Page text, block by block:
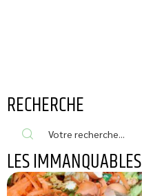
RECHERCHE
LES IMMANQUABLES